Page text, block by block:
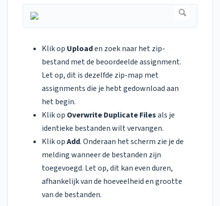
Klik op Uploaden zoek naar het zip-
bestand met de beoordeelde assignment.
Let op, dit is dezelfde zip-map met
assignments die je hebt gedownload aan
het begin.
Klik op Overwrite Duplicate Filesals je
identieke bestanden wilt vervangen.
Klik opAdd. Onderaan het scherm zie je de
melding wanneer de bestanden zijn
toegevoegd. Let op, dit kan even duren,
afhankelijk van de hoeveelheid en grootte
van de bestanden.